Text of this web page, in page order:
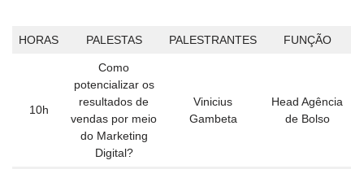
HORAS PALESTAS PALESTRANTES FUNÇÃO
10h
Como
potencializar os
resultados de
vendas por meio
do Marketing
Digital?
Vinicius
Gambeta
Head Agência
de Bolso